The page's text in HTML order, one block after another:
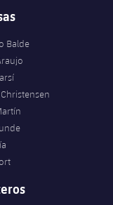
Balde